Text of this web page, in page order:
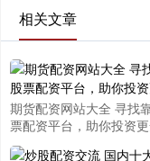
相关文章
期货配资网站大全 寻找
票配资平台，助你投资